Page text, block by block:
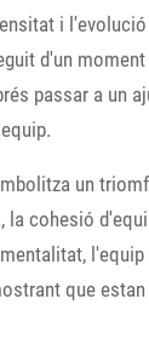
i
d'un
passar a un
un
cohesió
que